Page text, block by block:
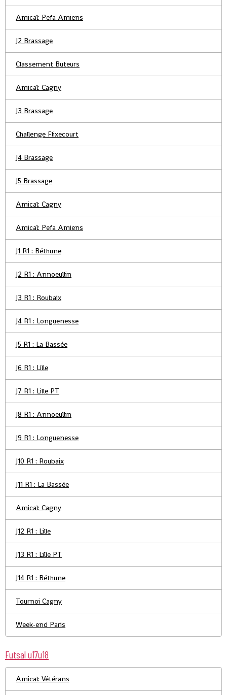
Amical: Pefa Amiens
J2 Brassage
Classement Buteurs
Amical: Cagny
J3 Brassage
Challenge Flixecourt
J4 Brassage
J5 Brassage
Amical: Cagny
Amical: Pefa Amiens
J1 R1 : Béthune
J2 R1 : Annoeullin
J3 R1 : Roubaix
J4 R1 : Longuenesse
J5 R1 : La Bassée
J6 R1 : Lille
J7 R1 : Lille PT
J8 R1 : Annoeullin
J9 R1 : Longuenesse
J10 R1 : Roubaix
J11 R1 : La Bassée
Amical: Cagny
J12 R1 : Lille
J13 R1 : Lille PT
J14 R1 : Béthune
Tournoi Cagny
Week-end Paris
Futsal u17u18
Amical: Vétérans